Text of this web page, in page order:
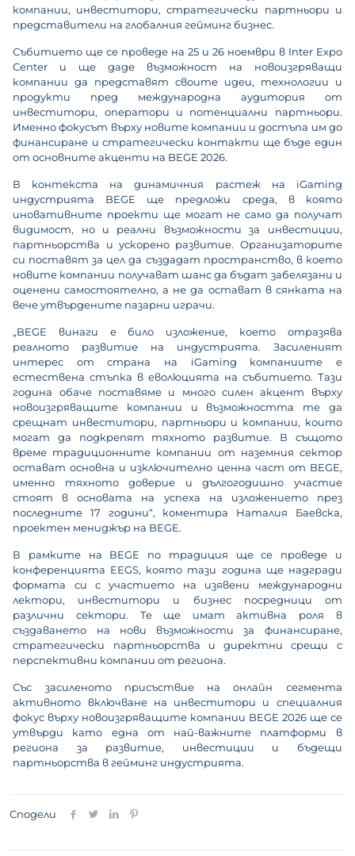
компании, инвеститори, стратегически партньори и
представители на глобалния гейминг бизнес.
Събитието ще се проведе на 25 и 26 ноември в Inter Expo
Center и ще даде възможност на новоизгряващи
компании да представят своите идеи, технологии и
продукти пред международна аудитория от
инвеститори, оператори и потенциални партньори.
Именно фокусът върху новите компании и достъпа им до
финансиране и стратегически контакти ще бъде един
от основните акценти на BEGE 2026.
В контекста на динамичния растеж на iGaming
индустрията BEGE ще предложи среда, в която
иновативните проекти ще могат не само да получат
видимост, но и реални възможности за инвестиции,
партньорства и ускорено развитие. Организаторите
си поставят за цел да създадат пространство, в което
новите компании получават шанс да бъдат забелязани и
оценени самостоятелно, а не да остават в сянката на
вече утвърдените пазарни играчи.
„BEGE винаги е било изложение, което отразява
реалното развитие на индустрията. Засиленият
интерес от страна на iGaming компаниите е
естествена стъпка в еволюцията на събитието. Тази
година обаче поставяме и много силен акцент върху
новоизгряващите компании и възможността те да
срещнат инвеститори, партньори и компании, които
могат да подкрепят тяхното развитие. В същото
време традиционните компании от наземния сектор
остават основна и изключително ценна част от BEGE,
именно тяхното доверие и дългогодишно участие
стоят в основата на успеха на изложението през
последните 17 години“, коментира Наталия Баевска,
проектен мениджър на BEGE.
В рамките на BEGE по традиция ще се проведе и
конференцията EEGS, която тази година ще надгради
формата си с участието на изявени международни
лектори, инвеститори и бизнес посредници от
различни сектори. Те ще имат активна роля в
създаването на нови възможности за финансиране,
стратегически партньорства и директни срещи с
перспективни компании от региона.
Със засиленото присъствие на онлайн сегмента
активното включване на инвеститори и специалния
фокус върху новоизгряващите компании BEGE 2026 ще се
утвърди като една от най-важните платформи в
региона за развитие, инвестиции и бъдещи
партньорства в гейминг индустрията.
Сподели